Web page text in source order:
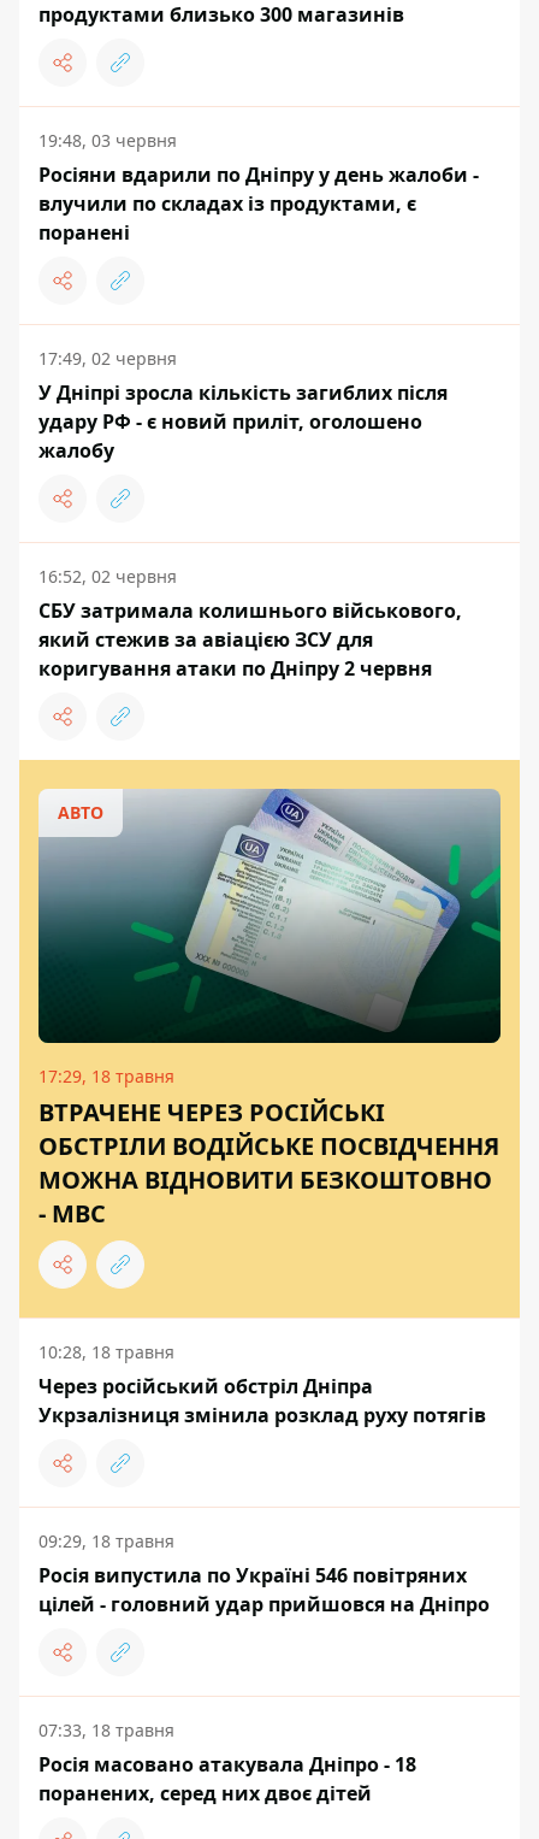
продуктами близько 300 магазинів
19:48, 03 червня
Росіяни вдарили по Дніпру у день жалоби -
влучили по складах із продуктами, є
поранені
17:49, 02 червня
У Дніпрі зросла кількість загиблих після
удару РФ - є новий приліт, оголошено
жалобу
16:52, 02 червня
СБУ затримала колишнього військового,
який стежив за авіацією ЗСУ для
коригування атаки по Дніпру 2 червня
АВТО
17:29, 18 травня
ВТРАЧЕНЕ ЧЕРЕЗ РОСІЙСЬКІ
ОБСТРІЛИ ВОДІЙСЬКЕ ПОСВІДЧЕННЯ
МОЖНА ВІДНОВИТИ БЕЗКОШТОВНО
- МВС
10:28, 18 травня
Через російський обстріл Дніпра
Укрзалізниця змінила розклад руху потягів
09:29, 18 травня
Росія випустила по Україні 546 повітряних
цілей - головний удар прийшовся на Дніпро
07:33, 18 травня
Росія масовано атакувала Дніпро - 18
поранених, серед них двоє дітей